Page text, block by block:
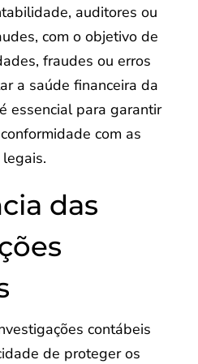
auditores ou
com o objetivo de
fraudes ou erros
a saúde financeira da
essencial para garantir
com as
das
contábeis
de proteger os